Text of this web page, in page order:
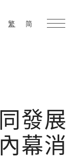
繁 简
發展
幕消